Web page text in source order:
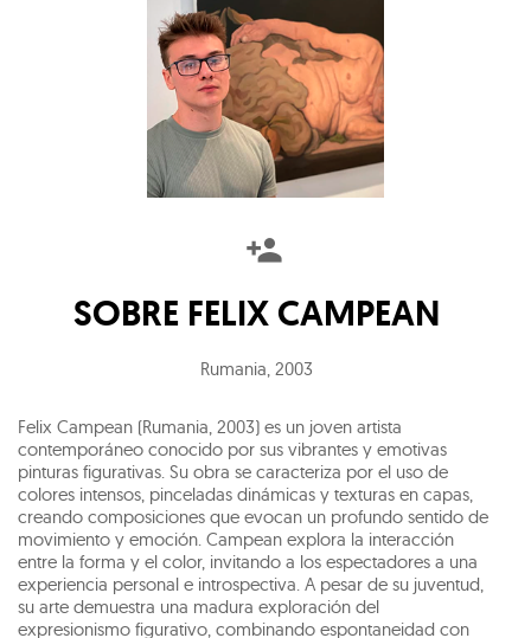
SOBRE FELIX CAMPEAN
Rumania, 2003
Felix Campean (Rumania, 2003) es un joven artista
contemporáneo conocido por sus vibrantes y emotivas
pinturas figurativas. Su obra se caracteriza por el uso de
colores intensos, pinceladas dinámicas y texturas en capas,
creando composiciones que evocan un profundo sentido de
movimiento y emoción. Campean explora la interacción
entre la forma y el color, invitando a los espectadores a una
experiencia personal e introspectiva. A pesar de su juventud,
su arte demuestra una madura exploración del
expresionismo figurativo, combinando espontaneidad con